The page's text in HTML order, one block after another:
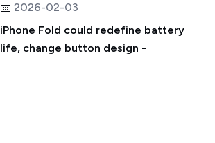
2026-02-03
iPhone Fold could redefine battery
life, change button design -